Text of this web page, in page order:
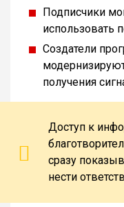
Подписчики
использовать
Создатели
получения
Доступ к
сразу
нести